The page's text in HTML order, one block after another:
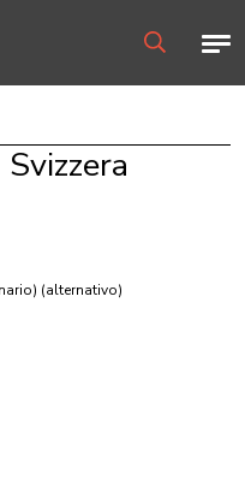
(alternativo)